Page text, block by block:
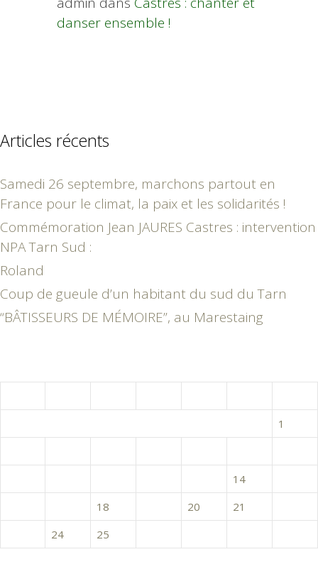
danser ensemble !
Articles récents
Samedi 26 septembre, marchons partout en
France pour le climat, la paix et les solidarités !
Commémoration Jean JAURES Castres : intervention
NPA Tarn Sud :
Roland
Coup de gueule d’un habitant du sud du Tarn
“BÂTISSEURS DE MÉMOIRE”, au Marestaing
1
14
18 20 21
24 25